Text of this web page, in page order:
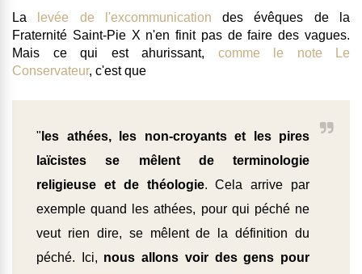
La levée de l'excommunication des évêques de la
Fraternité Saint-Pie X n'en finit pas de faire des vagues.
Mais ce qui est ahurissant, comme le note Le
Conservateur, c'est que
" les athées, les non-croyants et les pires
laïcistes se mêlent de terminologie
religieuse et de théologie. Cela arrive par
exemple quand les athées, pour qui péché ne
veut rien dire, se mêlent de la définition du
péché. Ici, nous allons voir des gens pour